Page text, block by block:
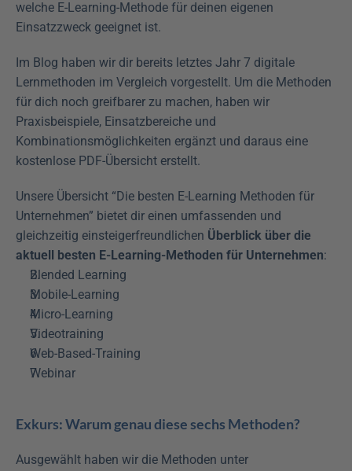
welche E-Learning-Methode für deinen eigenen
Einsatzzweck geeignet ist.
Im Blog haben wir dir bereits letztes Jahr 7 digitale
Lernmethoden im Vergleich vorgestellt. Um die Methoden
für dich noch greifbarer zu machen, haben wir
Praxisbeispiele, Einsatzbereiche und
Kombinationsmöglichkeiten ergänzt und daraus eine
kostenlose PDF-Übersicht erstellt.
Unsere Übersicht “Die besten E-Learning Methoden für
Unternehmen” bietet dir einen umfassenden und
gleichzeitig einsteigerfreundlichen Überblick über die
aktuell besten E-Learning-Methoden für Unternehmen:
Blended Learning
Mobile-Learning
Micro-Learning
Videotraining
Web-Based-Training
Webinar
Exkurs: Warum genau diese sechs Methoden?
Ausgewählt haben wir die Methoden unter